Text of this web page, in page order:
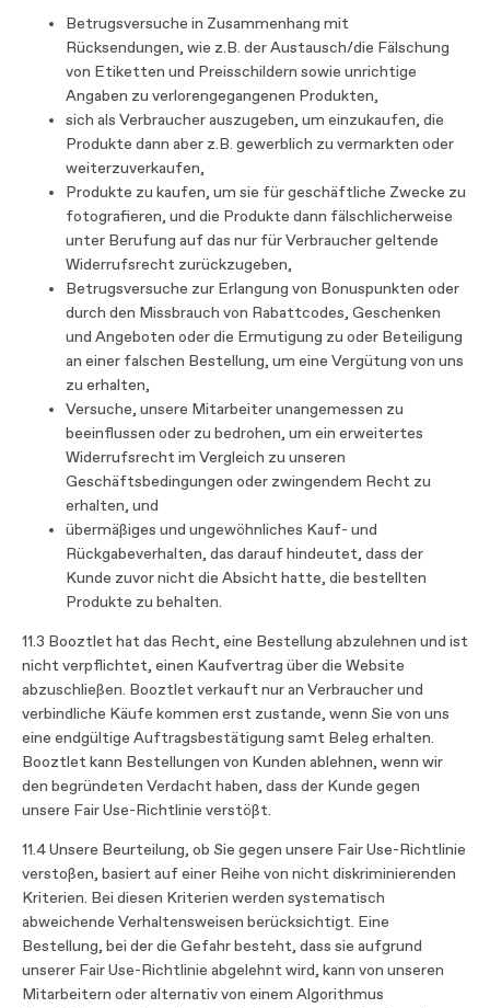
Betrugsversuche in Zusammenhang mit
Rücksendungen, wie z.B. der Austausch/die Fälschung
von Etiketten und Preisschildern sowie unrichtige
Angaben zu verlorengegangenen Produkten,
sich als Verbraucher auszugeben, um einzukaufen, die
Produkte dann aber z.B. gewerblich zu vermarkten oder
weiterzuverkaufen,
Produkte zu kaufen, um sie für geschäftliche Zwecke zu
fotografieren, und die Produkte dann fälschlicherweise
unter Berufung auf das nur für Verbraucher geltende
Widerrufsrecht zurückzugeben,
Betrugsversuche zur Erlangung von Bonuspunkten oder
durch den Missbrauch von Rabattcodes, Geschenken
und Angeboten oder die Ermutigung zu oder Beteiligung
an einer falschen Bestellung, um eine Vergütung von uns
zu erhalten,
Versuche, unsere Mitarbeiter unangemessen zu
beeinflussen oder zu bedrohen, um ein erweitertes
Widerrufsrecht im Vergleich zu unseren
Geschäftsbedingungen oder zwingendem Recht zu
erhalten, und
übermäßiges und ungewöhnliches Kauf- und
Rückgabeverhalten, das darauf hindeutet, dass der
Kunde zuvor nicht die Absicht hatte, die bestellten
Produkte zu behalten.
11.3 Booztlet hat das Recht, eine Bestellung abzulehnen und ist
nicht verpflichtet, einen Kaufvertrag über die Website
abzuschließen. Booztlet verkauft nur an Verbraucher und
verbindliche Käufe kommen erst zustande, wenn Sie von uns
eine endgültige Auftragsbestätigung samt Beleg erhalten.
Booztlet kann Bestellungen von Kunden ablehnen, wenn wir
den begründeten Verdacht haben, dass der Kunde gegen
unsere Fair Use-Richtlinie verstößt.
11.4 Unsere Beurteilung, ob Sie gegen unsere Fair Use-Richtlinie
verstoßen, basiert auf einer Reihe von nicht diskriminierenden
Kriterien. Bei diesen Kriterien werden systematisch
abweichende Verhaltensweisen berücksichtigt. Eine
Bestellung, bei der die Gefahr besteht, dass sie aufgrund
unserer Fair Use-Richtlinie abgelehnt wird, kann von unseren
Mitarbeitern oder alternativ von einem Algorithmus